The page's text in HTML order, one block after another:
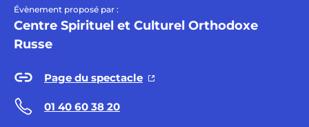
Évènement proposé par :
Centre Spirituel et Culturel Orthodoxe
Russe
Page du spectacle
01 40 60 38 20